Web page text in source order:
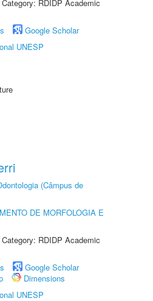
RDIDP Academic
Google Scholar
UNESP
(Câmpus de
DE MORFOLOGIA E
RDIDP Academic
Google Scholar
Dimensions
UNESP